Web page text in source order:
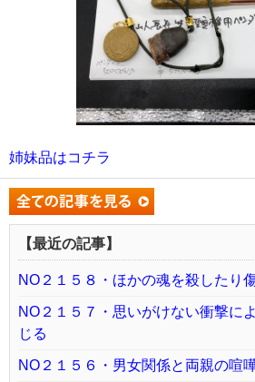
姉妹品はコチラ
【最近の記事】
NO２１５８・ほかの魂を殺したり
NO２１５７・思いがけない衝撃に
じる
NO２１５６・男女関係と両親の喧